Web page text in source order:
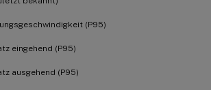
(P95)
eingehend (P95)
ausgehend (P95)